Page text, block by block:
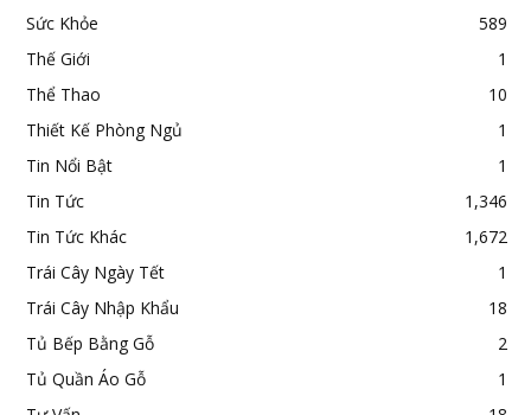
Sức Khỏe
589
Thế Giới
1
Thể Thao
10
Thiết Kế Phòng Ngủ
1
Tin Nổi Bật
1
Tin Tức
1,346
Tin Tức Khác
1,672
Trái Cây Ngày Tết
1
Trái Cây Nhập Khẩu
18
Tủ Bếp Bằng Gỗ
2
Tủ Quần Áo Gỗ
1